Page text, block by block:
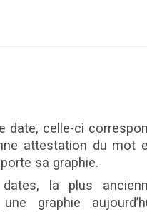
date, celle-ci
attestation du mot
sa graphie.
la plus
graphie